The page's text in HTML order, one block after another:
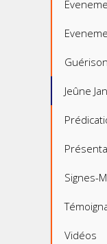
Jeûne
Signes-
Vidéos